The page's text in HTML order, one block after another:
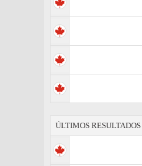
ÚLTIMOS RESULTADOS